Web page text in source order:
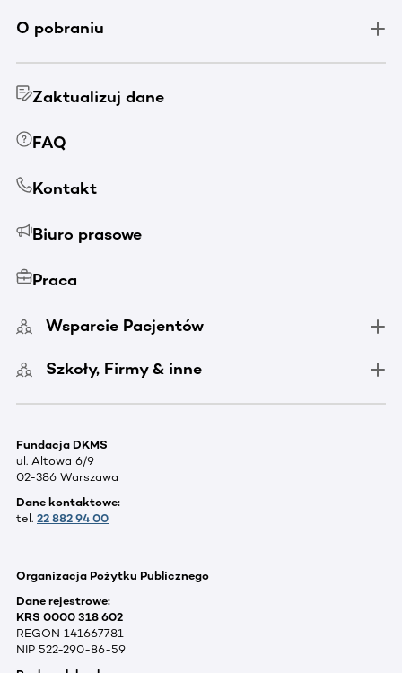
O pobraniu
Zaktualizuj dane
FAQ
Kontakt
Biuro prasowe
Praca
Wsparcie Pacjentów
Szkoły, Firmy & inne
Fundacja DKMS
ul. Altowa 6/9
02-386 Warszawa
Dane kontaktowe:
tel. 22 882 94 00
Organizacja Pożytku Publicznego
Dane rejestrowe:
KRS 0000 318 602
REGON 141667781
NIP 522-290-86-59